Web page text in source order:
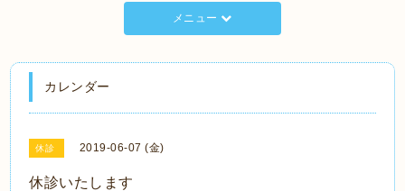
メニュー
カレンダー
休診 2019-06-07 (金)
休診いたします